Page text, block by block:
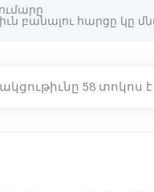
58 տոկոս է